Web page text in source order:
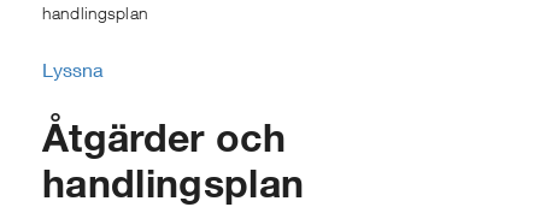
handlingsplan
Lyssna
Åtgärder och
handlingsplan